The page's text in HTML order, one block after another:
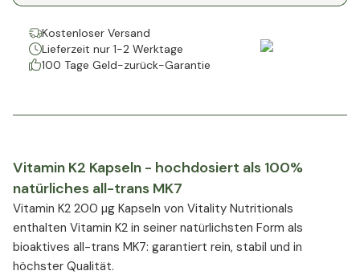
Kostenloser Versand
Lieferzeit nur 1-2 Werktage
100 Tage Geld-zurück-Garantie
Vitamin K2 Kapseln - hochdosiert als 100%
natürliches all-trans MK7
Vitamin K2 200 µg Kapseln von Vitality Nutritionals
enthalten Vitamin K2 in seiner natürlichsten Form als
bioaktives all-trans MK7: garantiert rein, stabil und in
höchster Qualität.